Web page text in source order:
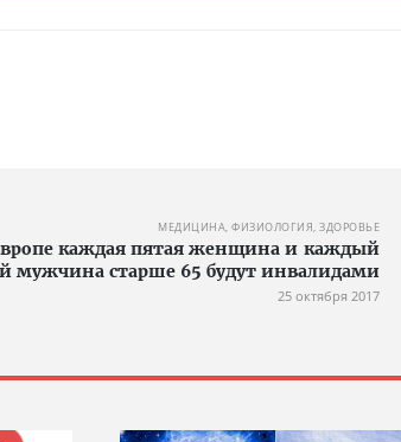
МЕДИЦИНА, ФИЗИОЛОГИЯ, ЗДОРОВЬЕ
каждая пятая женщина и каждый
мужчина старше 65 будут инвалидами
25 октября 2017